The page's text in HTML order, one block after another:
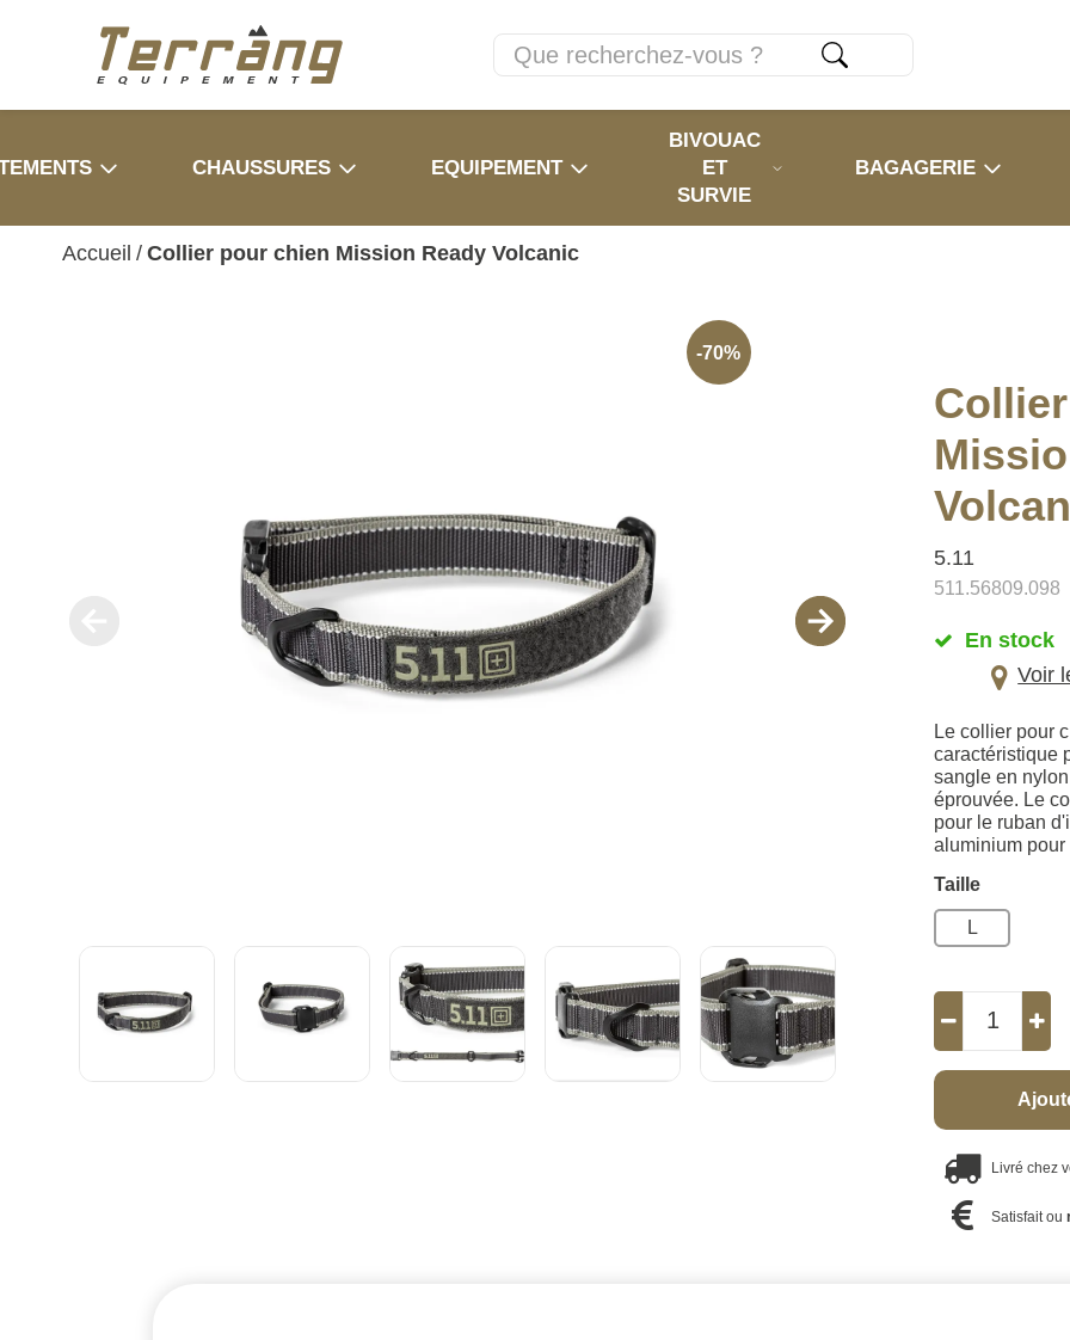
CHAUSSURES EQUIPEMENT
BIVOUAC
ET
SURVIE
BAGAGERIE
Accueil / Collier pour chien Mission Ready Volcanic
-70%
5.11
511.56809.098
En stock
Voir
Le collier pour
caractéristique
sangle en
éprouvée. Le
pour le ruban
aluminium
Taille
L
Livré chez
Satisfait ou